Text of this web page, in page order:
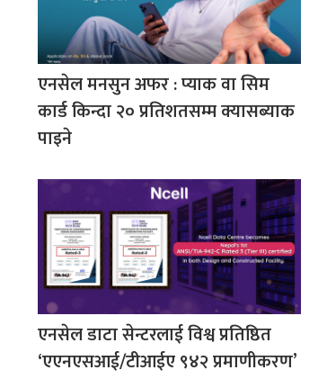
एनसेल मनसुन अफर : प्याक वा सिम
कार्ड किन्दा २० प्रतिशतसम्म क्यासब्याक
पाइने
एनसेल डाटा सेन्टरलाई विश्व प्रतिष्ठित
‘एएनएसआई/टीआईए ९४२ प्रमाणीकरण’